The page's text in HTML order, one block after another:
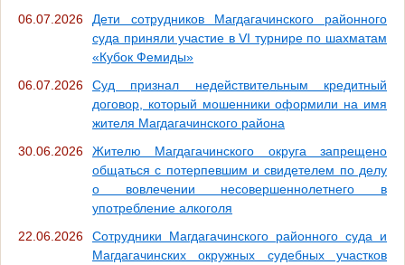
06.07.2026
Дети сотрудников Магдагачинского районного
суда приняли участие в VI турнире по шахматам
«Кубок Фемиды»
06.07.2026
Суд признал недействительным кредитный
договор, который мошенники оформили на имя
жителя Магдагачинского района
30.06.2026
Жителю Магдагачинского округа запрещено
общаться с потерпевшим и свидетелем по делу
о вовлечении несовершеннолетнего в
употребление алкоголя
22.06.2026
Сотрудники Магдагачинского районного суда и
Магдагачинских окружных судебных участков